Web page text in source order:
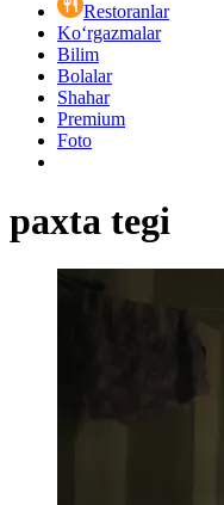
Restoranlar
Ko‘rgazmalar
Bilim
Bolalar
Shahar
Premium
Foto
paxta tegi